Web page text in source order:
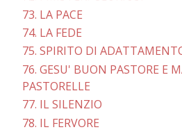
73. LA PACE
74. LA FEDE
75. SPIRITO DI
76. GESU' BUON PASTORE E
PASTORELLE
77. IL SILENZIO
78. IL FERVORE